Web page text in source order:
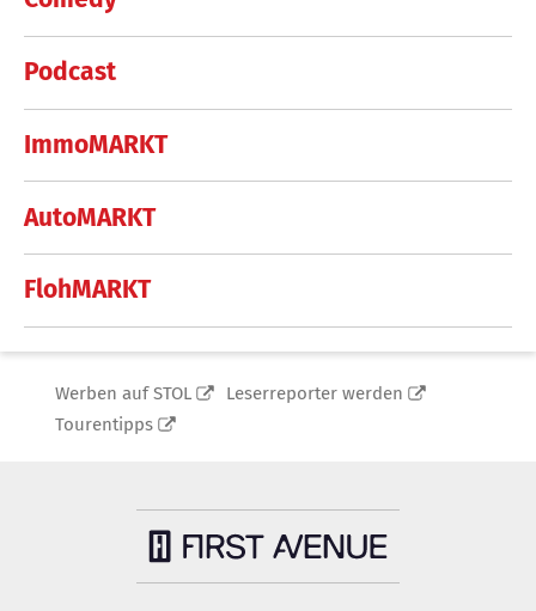
Podcast
ImmoMARKT
AutoMARKT
FlohMARKT
Werben auf STOL
Leserreporter werden
Tourentipps